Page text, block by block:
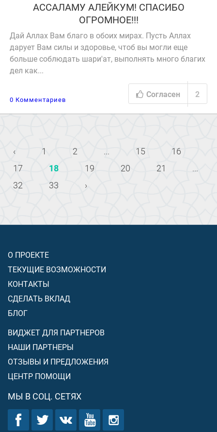
АССАЛАМУ АЛЕЙКУМ! СПАСИБО
ОГРОМНОЕ!!!
Дай Аллах Вам благо в обоих мирах. Пусть Аллах
дарует Вам силы и здоровье, чтоб вы могли еще
больше соблюдать шари'ат, выполнять много благих
дел как...
0 Комментариев
Согласен 2
‹ 1 2 ... 15
16
17
18 19 20 21
...
32
33 ›
О ПРОЕКТЕ
ТЕКУЩИЕ ВОЗМОЖНОСТИ
КОНТАКТЫ
СДЕЛАТЬ ВКЛАД
БЛОГ
ВИДЖЕТ ДЛЯ ПАРТНЕРОВ
НАШИ ПАРТНЕРЫ
ОТЗЫВЫ И ПРЕДЛОЖЕНИЯ
ЦЕНТР ПОМОЩИ
МЫ В СОЦ. СЕТЯХ